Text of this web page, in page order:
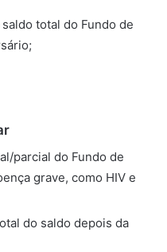
total do Fundo de
parcial do Fundo de
grave, como HIV e
do saldo depois da